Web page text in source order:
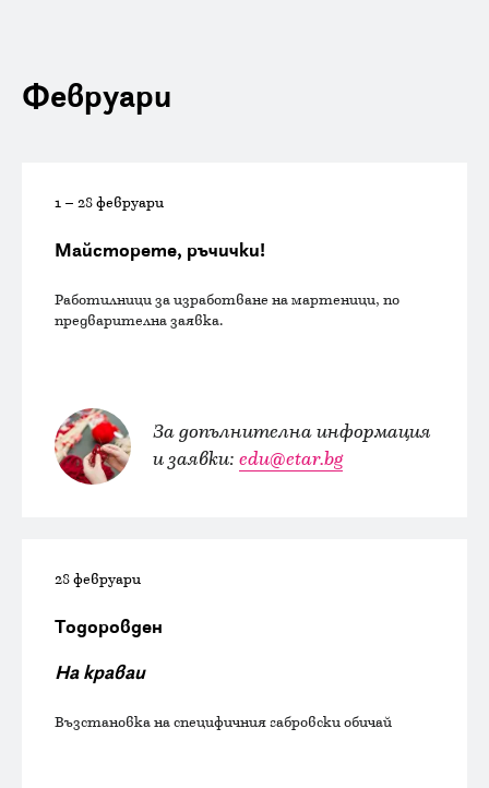
Февруари
1 – 28 февруари
Майсторете, ръчички!
Работилници за изработване на мартеници, по
предварителна заявка.
За допълнителна информация
и заявки: edu@etar.bg
28 февруари
Тодоровден
На краваи
Възстановка на специфичния габровски обичай